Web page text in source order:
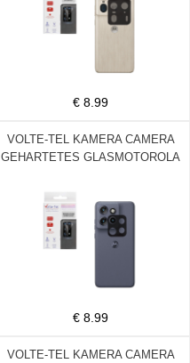
€ 8.99
VOLTE-TEL KAMERA CAMERA
GEHARTETES GLASMOTOROLA
0.25mm 3D CURVED BLACK
€ 8.99
VOLTE-TEL KAMERA CAMERA